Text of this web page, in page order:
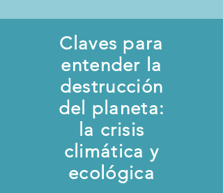
Claves para
entender la
destrucción
del planeta:
la crisis
climática y
ecológica